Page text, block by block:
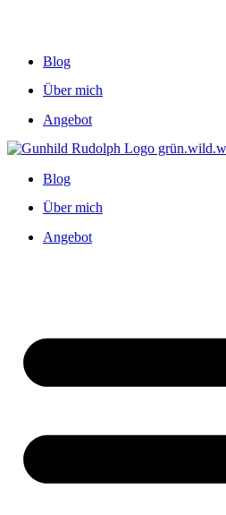
Blog
Über mich
Angebot
Blog
Über mich
Angebot